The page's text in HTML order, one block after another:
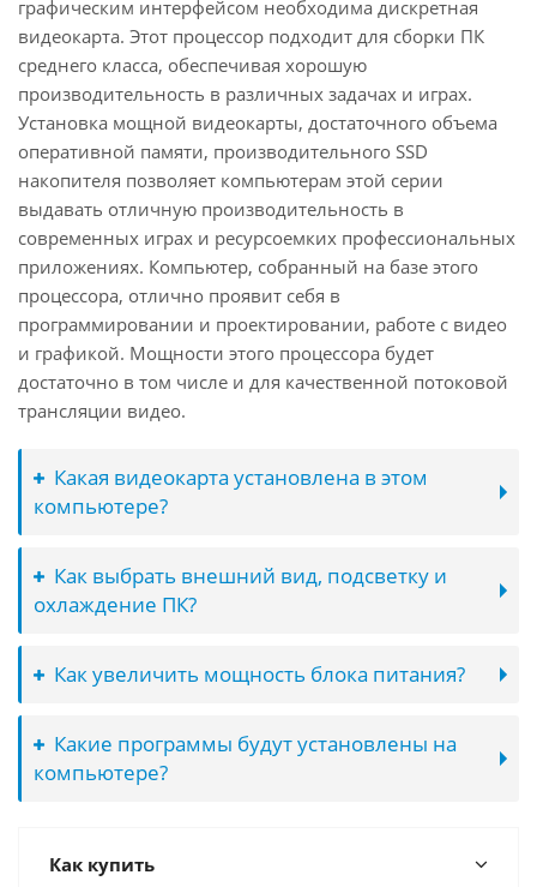
графическим интерфейсом необходима дискретная
видеокарта. Этот процессор подходит для сборки ПК
среднего класса, обеспечивая хорошую
производительность в различных задачах и играх.
Установка мощной видеокарты, достаточного объема
оперативной памяти, производительного SSD
накопителя позволяет компьютерам этой серии
выдавать отличную производительность в
современных играх и ресурсоемких профессиональных
приложениях. Компьютер, собранный на базе этого
процессора, отлично проявит себя в
программировании и проектировании, работе с видео
и графикой. Мощности этого процессора будет
достаточно в том числе и для качественной потоковой
трансляции видео.
Какая видеокарта установлена в этом
компьютере?
Как выбрать внешний вид, подсветку и
охлаждение ПК?
Как увеличить мощность блока питания?
Какие программы будут установлены на
компьютере?
Как купить